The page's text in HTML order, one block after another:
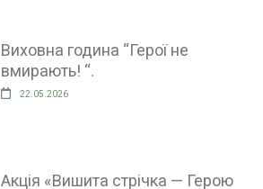
Виховна година “Герої не
вмирають! “.
22.05.2026
Акція «Вишита стрічка — Герою